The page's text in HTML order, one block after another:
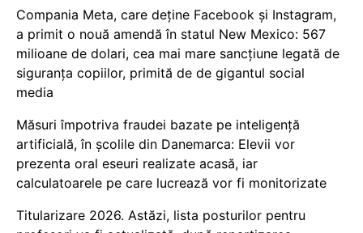
Compania Meta, care deține Facebook și Instagram,
a primit o nouă amendă în statul New Mexico: 567
milioane de dolari, cea mai mare sancțiune legată de
siguranța copiilor, primită de de gigantul social
media
Măsuri împotriva fraudei bazate pe inteligență
artificială, în școlile din Danemarca: Elevii vor
prezenta oral eseuri realizate acasă, iar
calculatoarele pe care lucrează vor fi monitorizate
Titularizare 2026. Astăzi, lista posturilor pentru